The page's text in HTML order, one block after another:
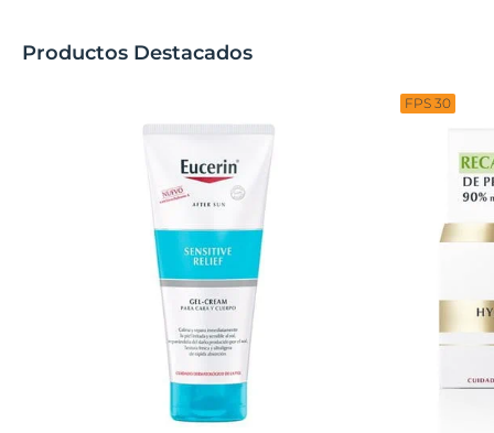
Productos Destacados
FPS 30